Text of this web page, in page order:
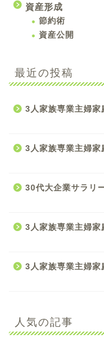
資産形成
節約術
資産公開
最近の投稿
3人家族専業主婦
3人家族専業主婦
30代大企業サラリ
3人家族専業主婦
3人家族専業主婦
人気の記事